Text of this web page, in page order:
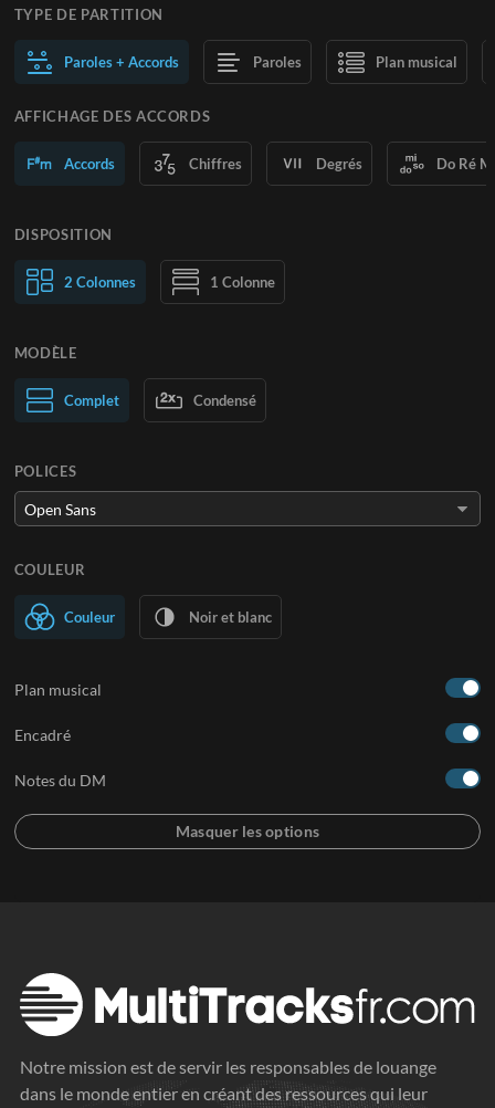
TYPE DE PARTITION
Paroles + Accords Paroles Plan musical
AFFICHAGE DES ACCORDS
Accords Chiffres Degrés Do Ré
DISPOSITION
2 Colonnes 1 Colonne
Normal Large
MODÈLE
Complet Condensé
POLICES
COULEUR
Couleur Noir et blanc
Plan musical
Encadré
Notes du DM
Notre mission est de servir les responsables de louange
dans le monde entier en créant des ressources qui leur